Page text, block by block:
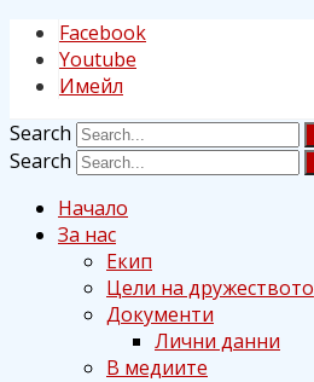
Facebook
Youtube
Имейл
Search
Search
Начало
За нас
Екип
Цели на дружеството
Документи
Лични данни
В медиите